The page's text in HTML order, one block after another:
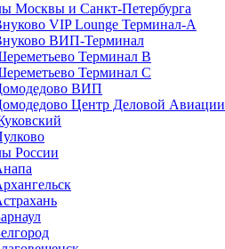
Москвы и Санкт-Петербурга
VIP Lounge Терминал-А
ВИП-Терминал
Терминал B
Терминал C
ВИП
Центр Деловой Авиации
России